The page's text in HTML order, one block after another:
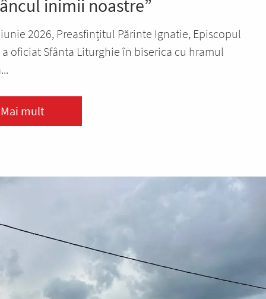
inimii noastre”
2026, Preasfințitul Părinte Ignatie, Episcopul
oficiat Sfânta Liturghie în biserica cu hramul
Mai mult